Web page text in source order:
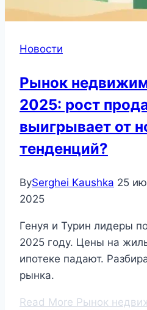
Новости
Рынок
2025: рост
выигрывает от
тенденций?
BySerghei Kaushka 25
2025
Генуя и Турин лидеры
2025 году. Цены на
ипотеке падают.
рынка.
Read More Рынок